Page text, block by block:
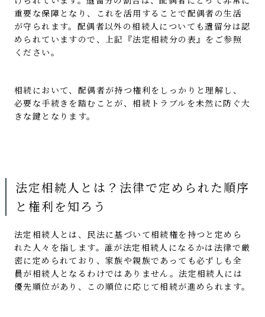
重要な保障となり、これを活用することで配偶者の生活
が守られます。配偶者以外の相続人についても遺留分は認
められていますので、上記『法定相続分の表』をご参照
ください。
相続において、配偶者が持つ権利をしっかりと理解し、
必要な手続きを踏むことが、相続トラブルを未然に防ぐ大
きな鍵となります。
法定相続人とは？法律で定められた順序
と権利を知ろう
法定相続人とは、民法に基づいて相続権を持つと定めら
れた人々を指します。誰が法定相続人になるかは法律で厳
密に定められており、家族や親族であっても必ずしも全
員が相続人となるわけではありません。法定相続人には
優先順位があり、この順位に応じて相続が進められます。